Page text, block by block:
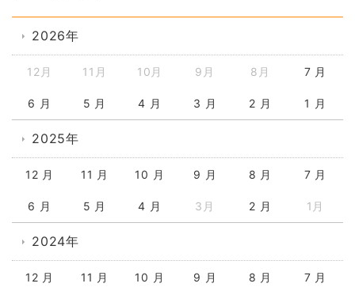
2026年
12月 11月 10月 9月 8月 7 月
6 月 5 月 4 月 3 月 2 月 1 月
2025年
12 月 11 月 10 月 9 月 8 月 7 月
6 月 5 月 4 月 3月 2 月 1月
2024年
12 月 11 月 10 月 9 月 8 月 7 月